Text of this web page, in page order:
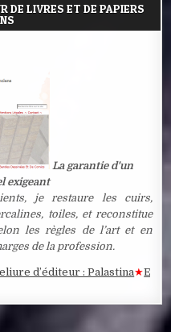
DE LIVRES ET DE PAPIERS
La garantie d'un
exigeant
je restaure les cuirs,
toiles, et reconstitue
les règles de l’art et en
de la profession.
d’éditeur : Palastina★